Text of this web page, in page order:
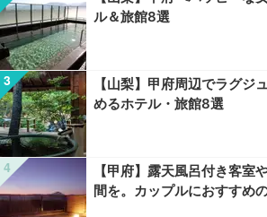
ル＆旅館8選
【山梨】甲府周辺でラグジ
めるホテル・旅館8選
【甲府】露天風呂付き客室
間を。カップルにおすすめ